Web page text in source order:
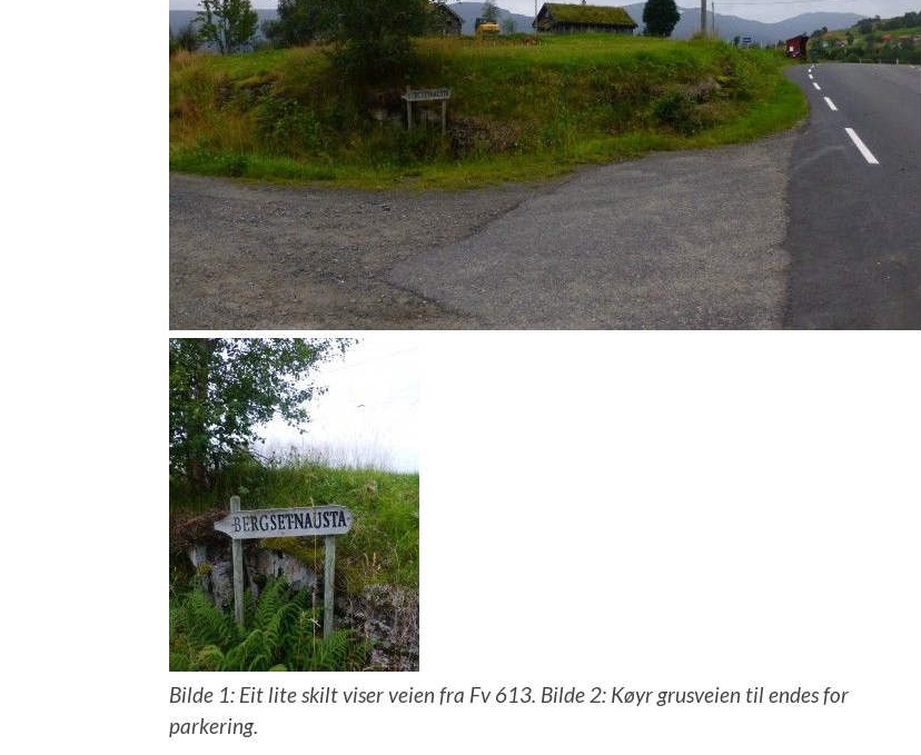
Bilde 1: Eit lite skilt viser veien fra Fv 613. Bilde 2: Køyr grusveien til endes for
parkering.